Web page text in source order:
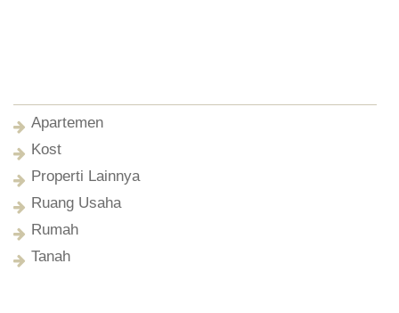
Apartemen
Kost
Properti Lainnya
Ruang Usaha
Rumah
Tanah